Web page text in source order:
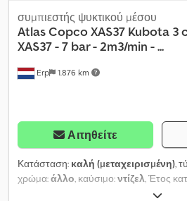
Erp 1.876 km
συμπιεστής ψυκτικού μέσου
Atlas CopcoXAS37 Kubota 3
XAS37 - 7 bar - 2m3/min - ...
Αιτηθείτε
Κατάσταση: καλή (μεταχειρισμένη),
χρώμα:άλλο, καύσιμο:ντίζελ, Έτος
Χώρα παραγωγής: Βέλγιο Κατάσταση